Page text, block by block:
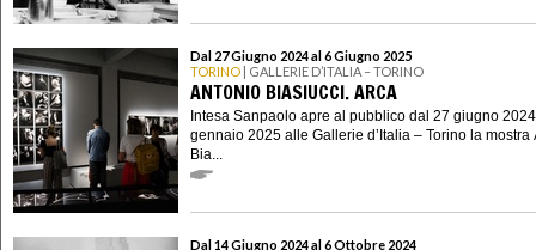
Dal 27 Giugno 2024 al 6 Giugno 2025
TORINO | GALLERIE D’ITALIA – TORINO
ANTONIO BIASIUCCI. ARCA
Intesa Sanpaolo apre al pubblico dal 27 giugno
gennaio 2025 alle Gallerie d’Italia – Torino la mostra
Bia...
Dal 14 Giugno 2024 al 6 Ottobre 2024